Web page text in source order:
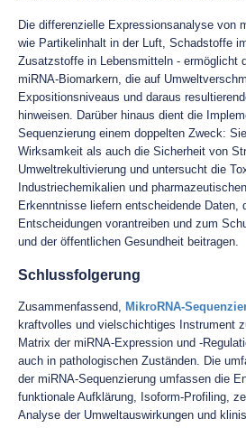
Die differenzielle Expressionsanalyse von
wie Partikelinhalt in der Luft, Schadstoffe
Zusatzstoffe in Lebensmitteln - ermöglicht
miRNA-Biomarkern, die auf
Expositionsniveaus und daraus
hinweisen. Darüber hinaus dient die
Sequenzierung einem doppelten Zweck:
Wirksamkeit als auch die Sicherheit von
Umweltrekultivierung und untersucht die
Industriechemikalien und
Erkenntnisse liefern entscheidende Daten,
Entscheidungen vorantreiben und zum
und der öffentlichen Gesundheit beitragen.
Schlussfolgerung
Zusammenfassend, MikroRNA-
kraftvolles und vielschichtiges Instrument
Matrix der miRNA-Expression und -
auch in pathologischen Zuständen. Die
der miRNA-Sequenzierung umfassen die
funktionale Aufklärung, Isoform-Profiling,
Analyse der Umweltauswirkungen und